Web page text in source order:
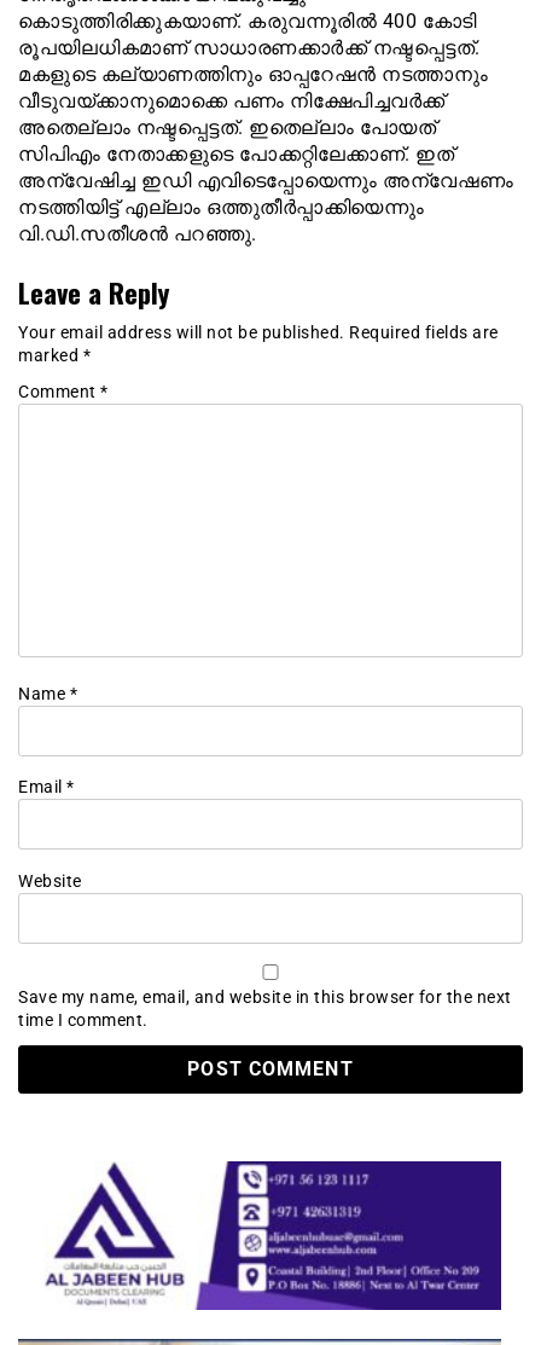
കൊടുത്തിരിക്കുകയാണ്. കരുവന്നൂരിൽ 400 കോടി
രൂപയിലധികമാണ് സാധാരണക്കാർക്ക് നഷ്ടപ്പെട്ടത്.
മകളുടെ കല്യാണത്തിനും ഓപ്പറേഷൻ നടത്താനും
വീടുവയ്ക്കാനുമൊക്കെ പണം നിക്ഷേപിച്ചവർക്ക്
അതെല്ലാം നഷ്ടപ്പെട്ടത്. ഇതെല്ലാം പോയത്
സിപിഎം നേതാക്കളുടെ പോക്കറ്റിലേക്കാണ്. ഇത്
അന്വേഷിച്ച ഇഡി എവിടെപ്പോയെന്നും അന്വേഷണം
നടത്തിയിട്ട് എല്ലാം ഒത്തുതീർപ്പാക്കിയെന്നും
വി.ഡി.സതീശൻ പറ‍ഞ്ഞു.
Leave a Reply
Your email address will not be published. Required fields are
marked *
Comment *
Name *
Email *
Website
Save my name, email, and website in this browser for the next
time I comment.